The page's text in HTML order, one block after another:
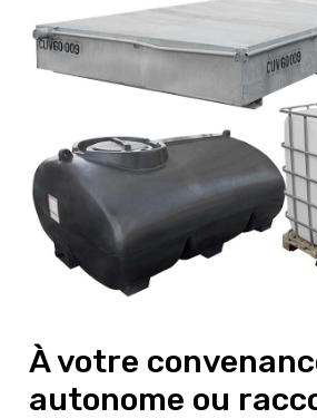
À votre
autonome ou